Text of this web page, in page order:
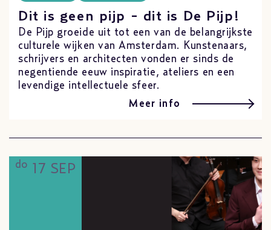
Dit is geen pijp - dit is De Pijp!
De Pijp groeide uit tot een van de belangrijkste
culturele wijken van Amsterdam. Kunstenaars,
schrijvers en architecten vonden er sinds de
negentiende eeuw inspiratie, ateliers en een
levendige intellectuele sfeer.
Meer info
do 17 SEP